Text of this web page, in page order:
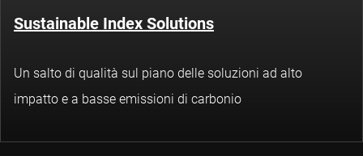
Sustainable Index Solutions
Un salto di qualità sul piano delle soluzioni ad alto
impatto e a basse emissioni di carbonio